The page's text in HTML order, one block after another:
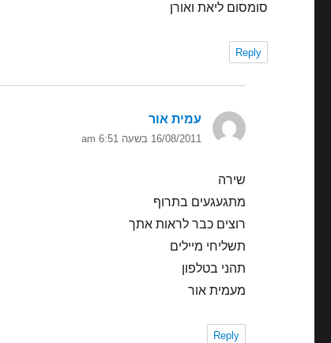
סומסום ליאת ואורן
Reply
עמית אור
16/08/2011 בשעה 6:51 am
שירה
מתגעגעים בתרוף
רוצים כבר לראות אתך
תשליחי מיילים
תהני בטלפון
מעמית אור
Reply